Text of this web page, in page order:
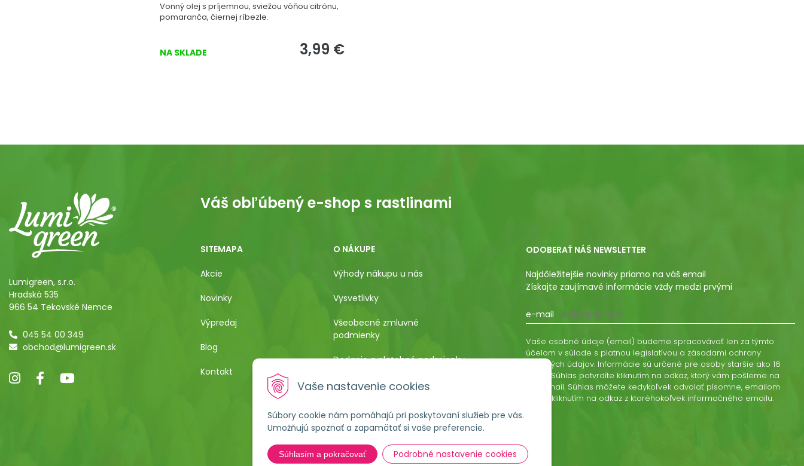
Vaše nastavenie cookies
Súbory cookie nám pomáhajú pri poskytovaní služieb pre vás.
Umožňujú spoznať a zapamätať si vaše preferencie.
Súhlasím a pokračovať Podrobné nastavenie cookies
Vonný olej s príjemnou, sviežou vôňou citrónu,
pomaranča, čiernej ríbezle.
NA SKLADE 3,99 €
Lumigreen, s.r.o.
Hradská 535
966 54 Tekovské Nemce
045 54 00 349
obchod@lumigreen.sk
Váš obľúbený e-shop s rastlinami
SITEMAPA
Akcie
Novinky
Výpredaj
Blog
Kontakt
O NÁKUPE
Výhody nákupu u nás
Vysvetlivky
Všeobecné zmluvné
podmienky
Dodacie a platobné podmienky
Pestovateľský manuál
Poučenie o uplatnení práva
kupujúceho na odstúpenie od
kúpnej zmluvy
Formulár na ostúpenie od
ODOBERAŤ NÁŠ NEWSLETTER
Najdôležitejšie novinky priamo na váš email
Získajte zaujímavé informácie vždy medzi prvými
e-mail
Vaše osobné údaje (email) budeme spracovávať len za týmto
účelom v súlade s platnou legislatívou a zásadami ochrany
osobných údajov. Informácie sú určené pre osoby staršie ako 16
rokov. Súhlas potvrdíte kliknutím na odkaz, ktorý vám pošleme na
váš email. Súhlas môžete kedykoľvek odvolať písomne, emailom
alebo kliknutím na odkaz z ktoréhokoľvek informačného emailu.